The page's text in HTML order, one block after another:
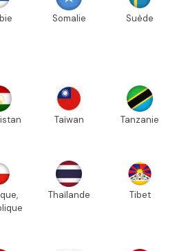
Somalie Suède
Taïwan Tanzanie
Thaïlande Tibet